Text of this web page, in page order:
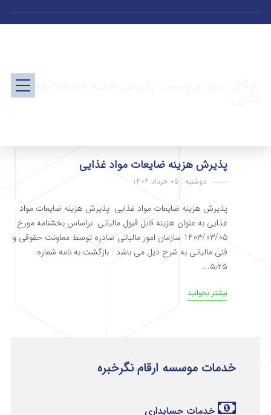
بایگانی برای برچسب: پذیرش هزینه ضایعات مواد
پذیرش هزینه ضایعات مواد غذایی
دوشنبه , 05 خرداد 1404
پذیرش هزینه ضایعات مواد غذایی پذیرش هزینه ضایعات مواد
غذایی به عنوان هزینه قابل قبول مالیاتی براساس بخشنامه مورخ
1403/03/05 سازمان امور مالیاتی صادره توسط معاونت حقوقی و
فنی مالیاتی به شرح ذیل می باشد : بازگشت به نامه شماره
۵٫۲۵...
بیشتر بخوانید
خدمات موسسه ارقام نگرخبره
خدمات حسابداری